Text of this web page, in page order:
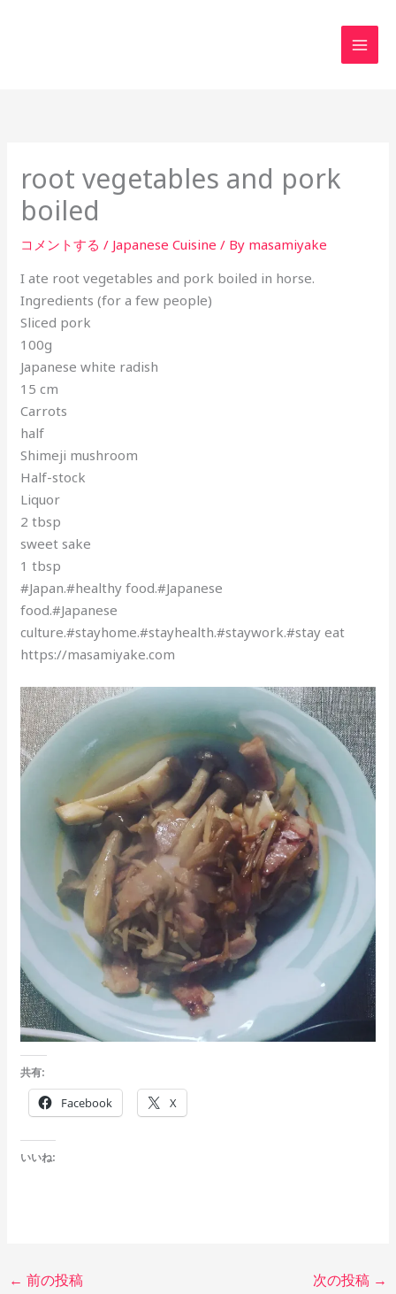
root vegetables and pork
boiled
コメントする / Japanese Cuisine / By masamiyake
I ate root vegetables and pork boiled in horse.
Ingredients (for a few people)
Sliced ​​pork
100g
Japanese white radish
15 cm
Carrots
half
Shimeji mushroom
Half-stock
Liquor
2 tbsp
sweet sake
1 tbsp
#Japan.#healthy food.#Japanese
food.#Japanese
culture.#stayhome.#stayhealth.#staywork.#stay eat
https://masamiyake.com
共有:
Facebook X
いいね:
← 前の投稿 次の投稿 →